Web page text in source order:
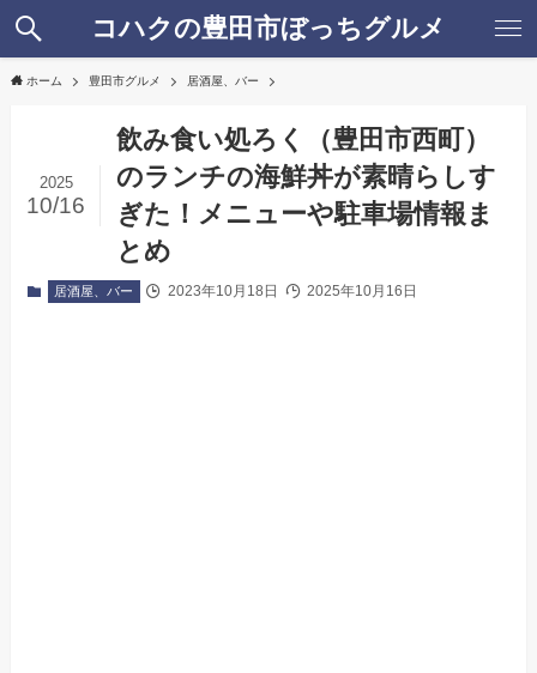
コハクの豊田市ぼっちグルメ
ホーム 豊田市グルメ 居酒屋、バー
飲み食い処ろく（豊田市西町）
のランチの海鮮丼が素晴らしす
ぎた！メニューや駐車場情報ま
とめ
2025
10/16
居酒屋、バー 2023年10月18日 2025年10月16日